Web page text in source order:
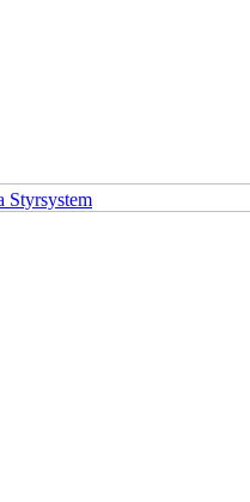
Styrsystem